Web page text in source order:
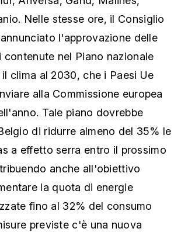
. Nelle stesse ore, il Consiglio
l'approvazione delle
contenute nel Piano nazionale
clima al 2030, che i Paesi Ue
alla Commissione europea
Tale piano dovrebbe
di ridurre almeno del 35% le
a effetto serra entro il prossimo
anche all'obiettivo
la quota di energie
fino al 32% del consumo
previste c'è una nuova